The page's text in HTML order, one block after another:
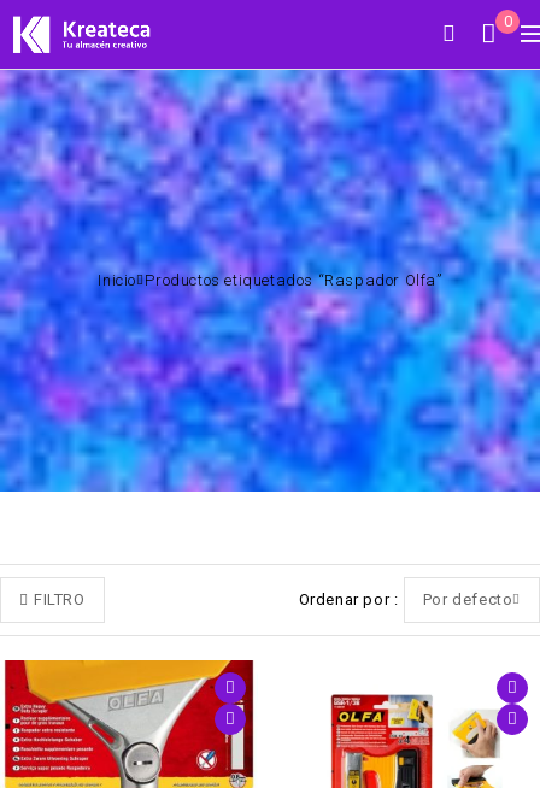
0
Inicio Productos etiquetados “Raspador Olfa”
FILTRO Ordenar por Por defecto